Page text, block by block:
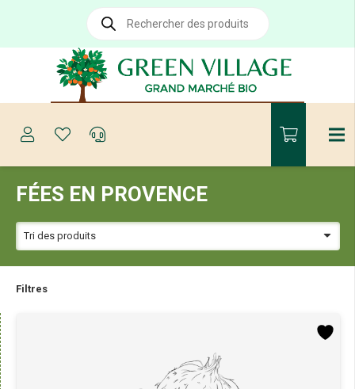
Recherche
produits
FÉES EN PROVENCE
Filtres